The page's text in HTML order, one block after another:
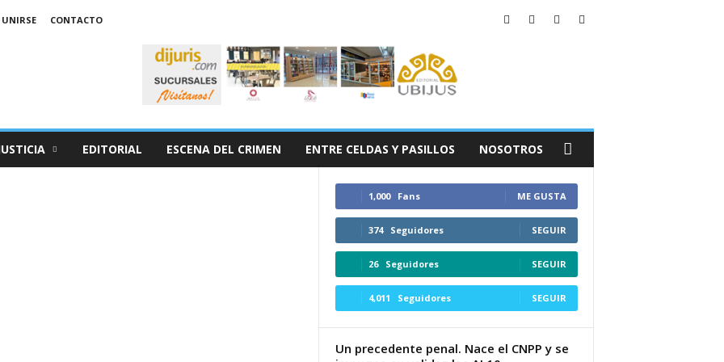
CONTACTO
EDITORIAL ESCENA DEL CRIMEN ENTRE CELDAS Y PASILLOS NOSOTROS
1,000 Fans ME GUSTA
374 Seguidores SEGUIR
26 Seguidores SEGUIR
4,011 Seguidores SEGUIR
Un precedente penal. Nace el CNPP y se